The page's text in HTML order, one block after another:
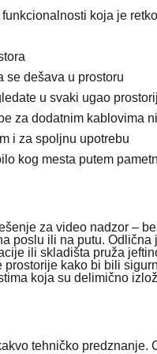
koja je
se dešava u prostoru
u svaki ugao
za dodatnim kablovima
i za spoljnu upotrebu
kog mesta putem
za video nadzor –
poslu ili na putu.
ili skladišta pruža
kako bi bili
koja su delimično
tehničko predznanje.